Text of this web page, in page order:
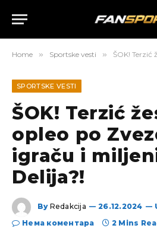
Home » Sportske vesti » ŠOK! Terzić žestoko
SPORTSKE VESTI
ŠOK! Terzić
opleo po
igraču i
Delija?!
By Redakcija 26.12.2024
Нема коментара
2 Mins